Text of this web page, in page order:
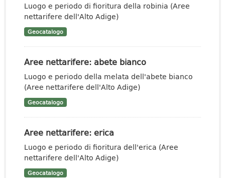
Luogo e periodo di fioritura della robinia (Aree
nettarifere dell'Alto Adige)
Geocatalogo
Aree nettarifere: abete bianco
Luogo e periodo della melata dell'abete bianco
(Aree nettarifere dell'Alto Adige)
Geocatalogo
Aree nettarifere: erica
Luogo e periodo di fioritura dell'erica (Aree
nettarifere dell'Alto Adige)
Geocatalogo